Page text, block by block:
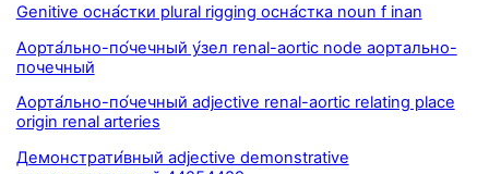
Genitive осна́стки plural rigging осна́стка noun f inan
Аорта́льно-по́чечный у́зел renal-aortic node аортально-
почечный
Аорта́льно-по́чечный adjective renal-aortic relating place
origin renal arteries
Демонстрати́вный adjective demonstrative